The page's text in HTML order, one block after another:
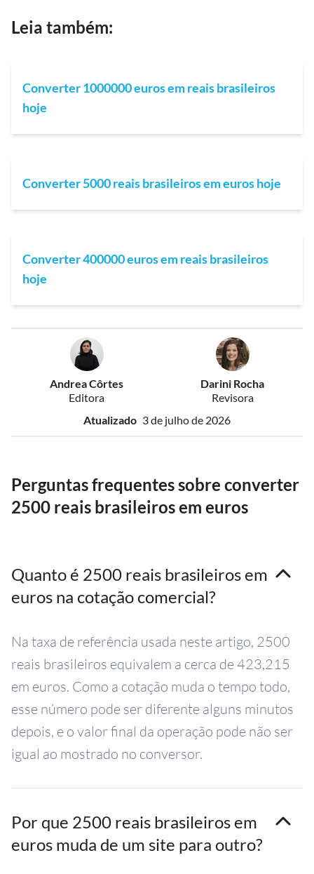
Leia também:
Converter 1000000 euros em reais brasileiros
hoje
Converter 5000 reais brasileiros em euros hoje
Converter 400000 euros em reais brasileiros
hoje
Andrea Côrtes
Editora
Darini Rocha
Revisora
Atualizado 3 de julho de 2026
Perguntas frequentes sobre converter
2500 reais brasileiros em euros
Quanto é 2500 reais brasileiros em
euros na cotação comercial?
Na taxa de referência usada neste artigo, 2500
reais brasileiros equivalem a cerca de 423,215
em euros. Como a cotação muda o tempo todo,
esse número pode ser diferente alguns minutos
depois, e o valor final da operação pode não ser
igual ao mostrado no conversor.
Por que 2500 reais brasileiros em
euros muda de um site para outro?